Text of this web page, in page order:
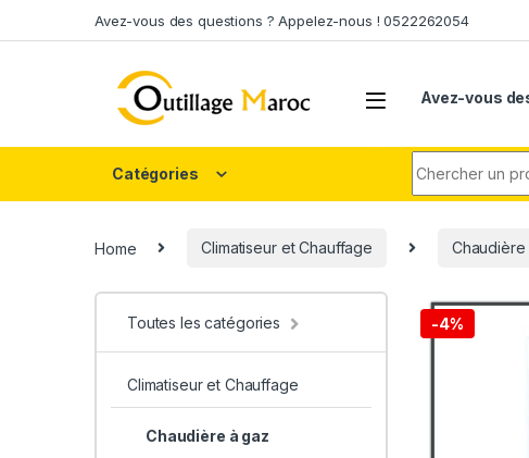
Avez-vous des questions ? Appelez-nous ! 0522262054
Avez-vous
Catégories
Home Climatiseur et Chauffage Chaudière
-4%
Toutes les catégories
Climatiseur et Chauffage
Chaudière à gaz